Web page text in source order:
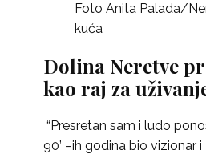
Foto Anita Palada/
kuća
Dolina Neretve
kao raj za
“Presretan sam i ludo
90’ –ih godina bio vizionar